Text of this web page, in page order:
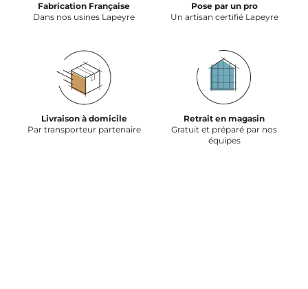
Fabrication Française
Dans nos usines Lapeyre
Pose par un pro
Un artisan certifié Lapeyre
Livraison à domicile
Par transporteur partenaire
Retrait en magasin
Gratuit et préparé par nos
équipes